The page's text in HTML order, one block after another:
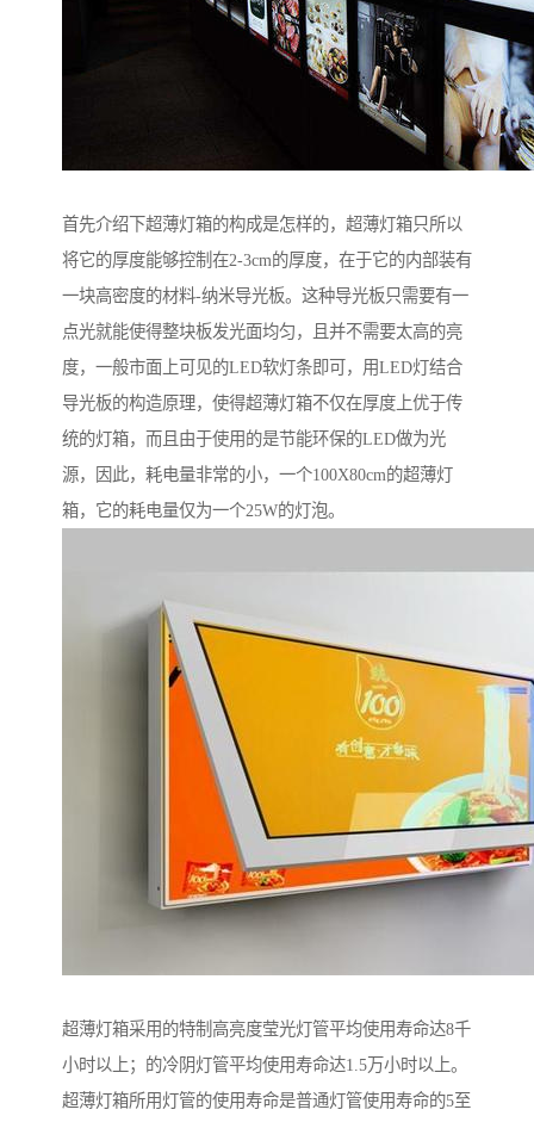
首先介绍下超薄灯箱的构成是怎样的，超薄灯箱只所以
将它的厚度能够控制在2-3cm的厚度，在于它的内部装有
一块高密度的材料-纳米导光板。这种导光板只需要有一
点光就能使得整块板发光面均匀，且并不需要太高的亮
度，一般市面上可见的LED软灯条即可，用LED灯结合
导光板的构造原理，使得超薄灯箱不仅在厚度上优于传
统的灯箱，而且由于使用的是节能环保的LED做为光
源，因此，耗电量非常的小，一个100X80cm的超薄灯
箱，它的耗电量仅为一个25W的灯泡。
超薄灯箱采用的特制高亮度莹光灯管平均使用寿命达8千
小时以上；的冷阴灯管平均使用寿命达1.5万小时以上。
超薄灯箱所用灯管的使用寿命是普通灯管使用寿命的5至